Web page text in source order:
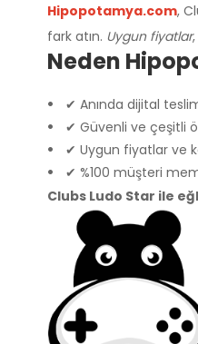
Hipopotamya.com,
fark atın. Uygun fiyatlar,
Neden
✔ Anında dijital
✔ Güvenli ve çeşitli
✔ Uygun fiyatlar ve
✔ %100 müşteri
Clubs Ludo Star ile